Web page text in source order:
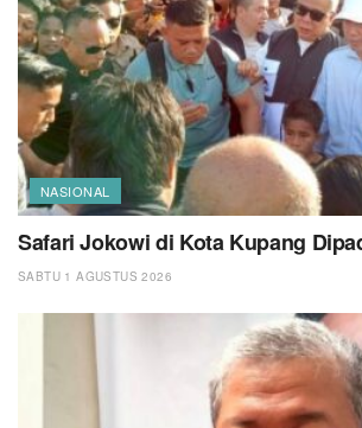
NASIONAL
Safari Jokowi di Kota Kupang
SABTU 1 AGUSTUS 2026